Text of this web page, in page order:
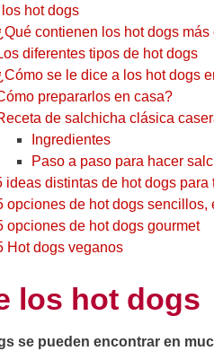
hot dogs
contienen los hot dogs
diferentes tipos de hot dogs
se le dice a los hot dogs
prepararlos en casa?
de salchicha clásica
Ingredientes
Paso a paso para hacer
ideas distintas de hot dogs para
opciones de hot dogs sencillos,
opciones de hot dogs gourmet
Hot dogs veganos
los hot dogs
se pueden encontrar en